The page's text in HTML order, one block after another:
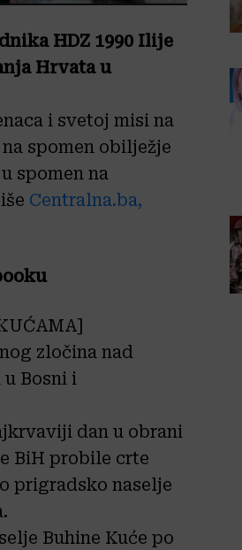
HDZ 1990 Ilije
Hrvata u
i svetoj misi na
spomen obilježje
spomen na
Centralna.ba,
zločina nad
Bosni i
dan u obrani
BiH probile crte
prigradsko naselje
Buhine Kuće po